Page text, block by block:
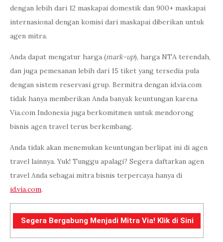
dengan lebih dari 12 maskapai domestik dan 900+ maskapai
internasional dengan komisi dari maskapai diberikan untuk
agen mitra.
Anda dapat mengatur harga (mark-up), harga NTA terendah,
dan juga pemesanan lebih dari 15 tiket yang tersedia pula
dengan sistem reservasi grup. Bermitra dengan id.via.com
tidak hanya memberikan Anda banyak keuntungan karena
Via.com Indonesia juga berkomitmen untuk mendorong
bisnis agen travel terus berkembang.
Anda tidak akan menemukan keuntungan berlipat ini di agen
travel lainnya. Yuk! Tunggu apalagi? Segera daftarkan agen
travel Anda sebagai mitra bisnis terpercaya hanya di
id.via.com.
Segera Bergabung Menjadi Mitra Via! Klik di Sini